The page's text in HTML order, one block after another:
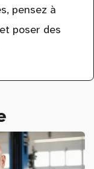
pensez à
poser des